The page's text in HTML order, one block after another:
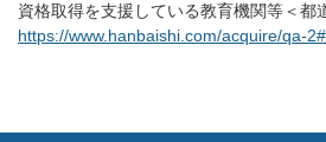
資格取得を支援している教育機関等＜都
https://www.hanbaishi.com/acquire/qa-